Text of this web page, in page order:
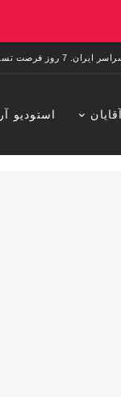
1 سال خدمات پس از فروش.
آقایان استودیو